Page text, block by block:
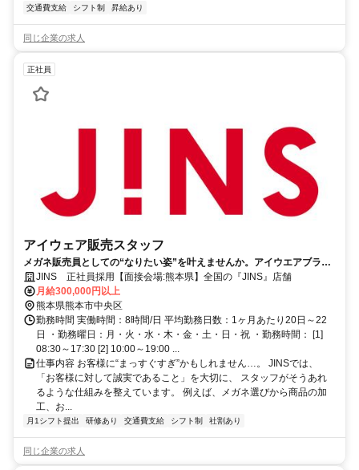
交通費支給 シフト制 昇給あり
同じ企業の求人
正社員
アイウェア販売スタッフ
メガネ販売員としての“なりたい姿”を叶えませんか。アイウエアブラン
ド『JINS』で経験者を募集します！
JINS 正社員採用【面接会場:熊本県】全国の『JINS』店舗
月給300,000円以上
熊本県熊本市中央区
勤務時間 実働時間：8時間/日 平均勤務日数：1ヶ月あたり20日～22
日 ・勤務曜日：月・火・水・木・金・土・日・祝 ・勤務時間： [1]
08:30～17:30 [2] 10:00～19:00 ...
仕事内容 お客様に“まっすぐすぎ”かもしれません…。 JINSでは、
「お客様に対して誠実であること」を大切に、 スタッフがそうあれ
るような仕組みを整えています。 例えば、メガネ選びから商品の加
工、お...
月1シフト提出 研修あり 交通費支給 シフト制 社割あり
同じ企業の求人